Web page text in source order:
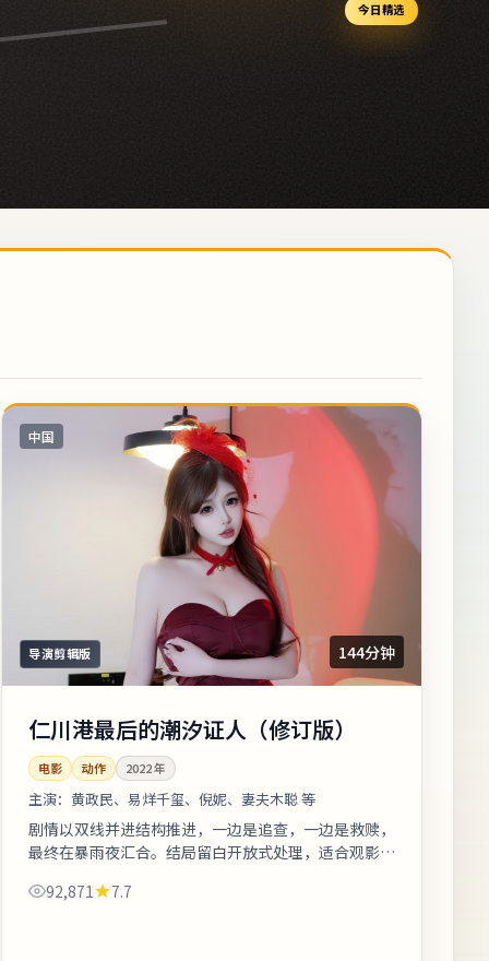
今日精选
中国
导演剪辑版 144分钟
仁川港最后的潮汐证人（修订版）
电影 动作 2022年
主演： 黄政民、易烊千玺、倪妮、妻夫木聪 等
剧情以双线并进结构推进，一边是追查，一边是救赎，
最终在暴雨夜汇合。结局留白开放式处理，适合观影后
晰、人物动机可信的作品，值得安静...
92,871 7.7